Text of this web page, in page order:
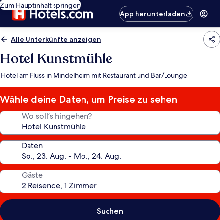
Zum Hauptinhalt springen
App herunterladen
Alle Unterkünfte anzeigen
Hotel Kunstmühle
Hotel am Fluss in Mindelheim mit Restaurant und Bar/Lounge
Wähle deine Daten, um Preise zu sehen
Wo soll’s hingehen?
Daten
Gäste
Suchen